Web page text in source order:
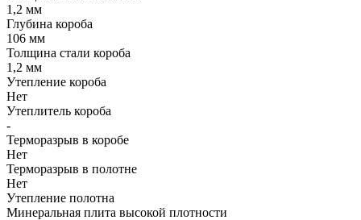
1,2 мм
Глубина короба
106 мм
Толщина стали короба
1,2 мм
Утепление короба
Нет
Утеплитель короба
-
Терморазрыв в коробе
Нет
Терморазрыв в полотне
Нет
Утепление полотна
Минеральная плита высокой плотности